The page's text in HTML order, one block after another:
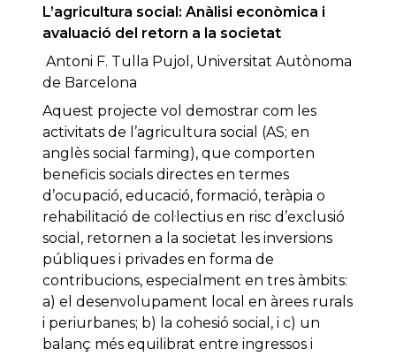
L’agricultura social: Anàlisi econòmica i
avaluació del retorn a la societat
Antoni F. Tulla Pujol, Universitat Autònoma
de Barcelona
Aquest projecte vol demostrar com les
activitats de l’agricultura social (AS; en
anglès social farming), que comporten
beneficis socials directes en termes
d’ocupació, educació, formació, teràpia o
rehabilitació de col·lectius en risc d’exclusió
social, retornen a la societat les inversions
públiques i privades en forma de
contribucions, especialment en tres àmbits:
a) el desenvolupament local en àrees rurals
i periurbanes; b) la cohesió social, i c) un
balanç més equilibrat entre ingressos i